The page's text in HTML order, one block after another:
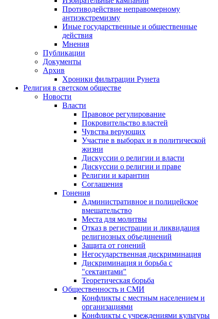
Противодействие неправомерному
антиэкстремизму
Иные государственные и общественные
действия
Мнения
Публикации
Документы
Архив
Хроники фильтрации Рунета
Религия в светском обществе
Новости
Власти
Правовое регулирование
Покровительство властей
Чувства верующих
Участие в выборах и в политической
жизни
Дискуссии о религии и власти
Дискуссии о религии и праве
Религии и карантин
Соглашения
Гонения
Административное и полицейское
вмешательство
Места для молитвы
Отказ в регистрации и ликвидация
религиозных объединений
Защита от гонений
Негосударственная дискриминация
Дискриминация и борьба с
"сектантами"
Теоретическая борьба
Общественность и СМИ
Конфликты с местным населением и
организациями
Конфликты с учреждениями культуры